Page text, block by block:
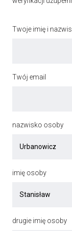
Twoje imię i
Twój email
nazwisko osoby
imię osoby
drugie imię osoby